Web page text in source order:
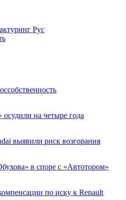
Рус
на четыре года
выявили риск возгорания
в споре с «Автотором»
по иску к Renault